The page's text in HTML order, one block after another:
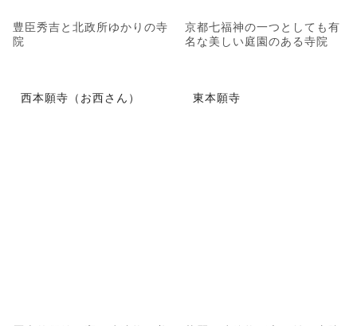
豊臣秀吉と北政所ゆかりの寺
院
京都七福神の一つとしても有
名な美しい庭園のある寺院
西本願寺（お西さん） 東本願寺